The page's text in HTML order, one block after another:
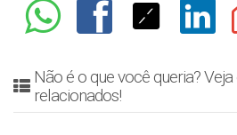
Não é o que você queria?
relacionados!